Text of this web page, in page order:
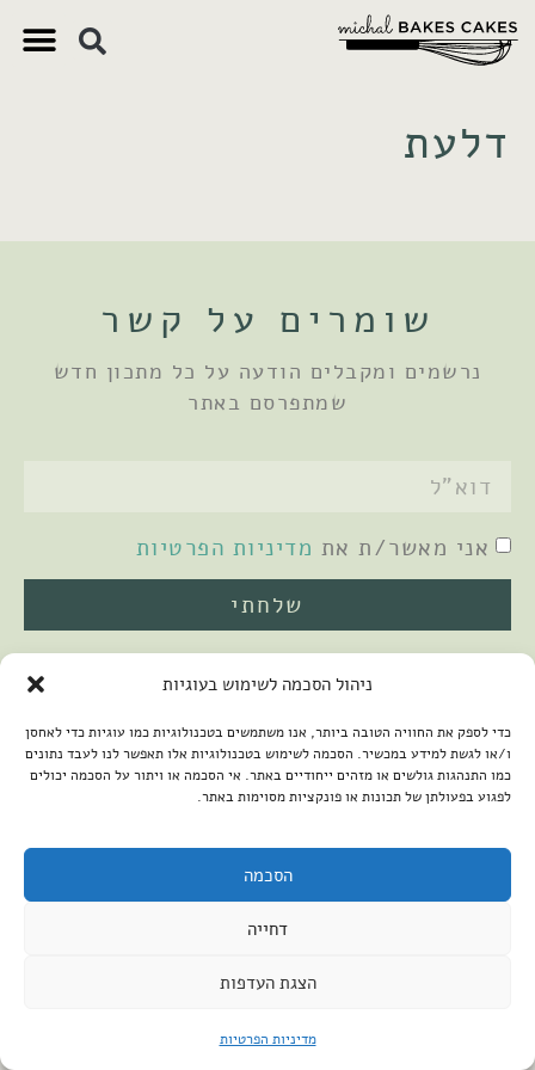
ניהול הסכמה לשימוש בעוגיות
כדי לספק את החוויה הטובה ביותר, אנו משתמשים בטכנולוגיות כמו עוגיות כדי לאחסן
ו/או לגשת למידע במכשיר. הסכמה לשימוש בטכנולוגיות אלו תאפשר לנו לעבד נתונים
כמו התנהגות גולשים או מזהים ייחודיים באתר. אי הסכמה או ויתור על הסכמה יכולים
לפגוע בפעולתן של תכונות או פונקציות מסוימות באתר.
הסכמה
דחייה
הצגת העדפות
מדיניות הפרטיות
דלעת
שומרים על קשר
נרשמים ומקבלים הודעה על כל מתכון חדש
שמתפרסם באתר
אני מאשר/ת את מדיניות הפרטיות
שלחתי
2026 © כל הזכויות שמורות למיכל שמיר
הצהרת נגישות